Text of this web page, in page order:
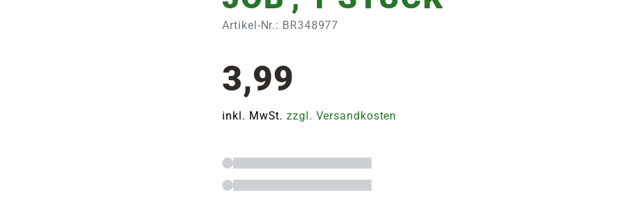
Artikel-Nr.: BR348977
3,99
inkl. MwSt.zzgl. Versandkosten